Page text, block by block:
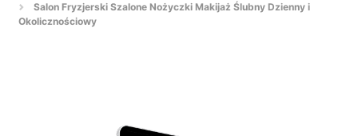
Salon Fryzjerski Szalone Nożyczki Makijaż Ślubny Dzienny i
Okolicznościowy